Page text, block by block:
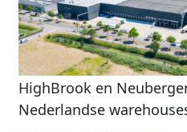
HighBrook en
Nederlandse